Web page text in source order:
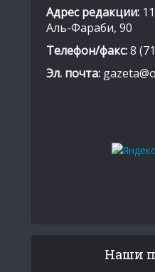
Адрес редакции:
Аль-Фараби, 90
Телефон/факс:8
Эл. почта:
Наши